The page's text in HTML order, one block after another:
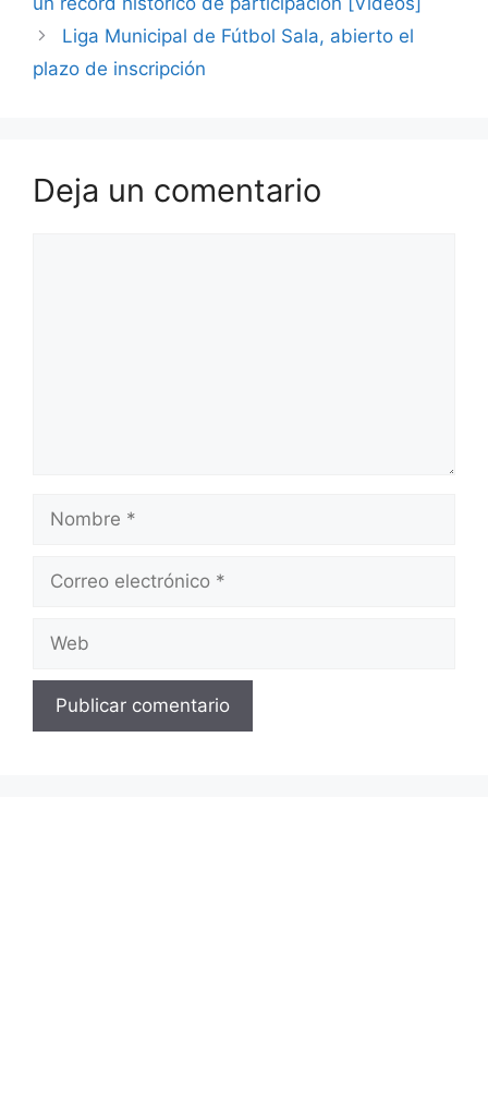
Liga Municipal de Fútbol Sala, abierto el
plazo de inscripción
Deja un comentario
Nombre
Correo
Web